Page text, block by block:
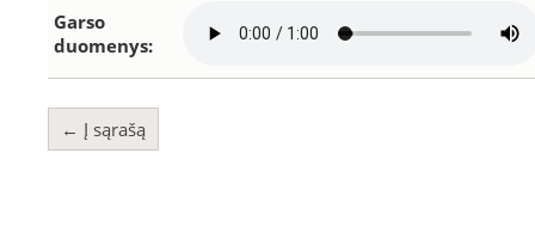
Garso
duomenys:
← Į sąrašą